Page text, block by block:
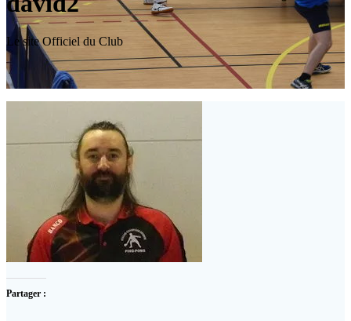
Le site Officiel du Club
Partager :